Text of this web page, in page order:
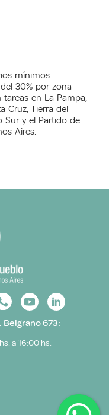
mínimos
30% por zona
en La Pampa,
Cruz, Tierra del
Sur y el Partido de
Aires.
673:
a 16:00 hs.